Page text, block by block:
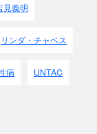
見義明
リンダ・チャベス
病 UNTAC